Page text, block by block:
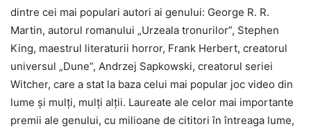
dintre cei mai populari autori ai genului: George R. R.
Martin, autorul romanului „Urzeala tronurilor”, Stephen
King, maestrul literaturii horror, Frank Herbert, creatorul
universul „Dune”, Andrzej Sapkowski, creatorul seriei
Witcher, care a stat la baza celui mai popular joc video din
lume și mulți, mulți alții. Laureate ale celor mai importante
premii ale genului, cu milioane de cititori în întreaga lume,